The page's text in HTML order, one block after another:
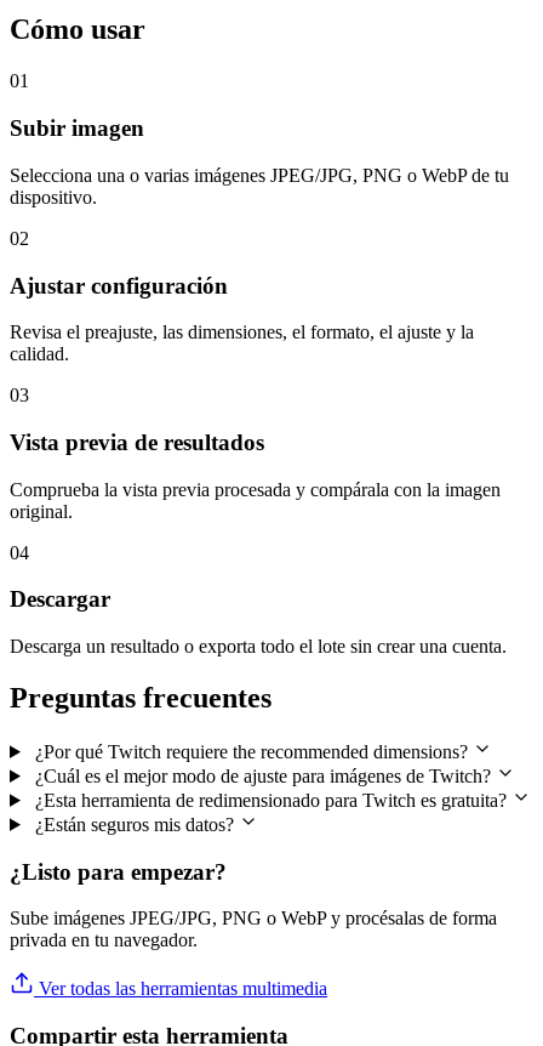
Cómo usar
01
Subir imagen
Selecciona una o varias imágenes JPEG/JPG, PNG o WebP de tu
dispositivo.
02
Ajustar configuración
Revisa el preajuste, las dimensiones, el formato, el ajuste y la
calidad.
03
Vista previa de resultados
Comprueba la vista previa procesada y compárala con la imagen
original.
04
Descargar
Descarga un resultado o exporta todo el lote sin crear una cuenta.
Preguntas frecuentes
¿Por qué Twitch requiere the recommended dimensions?
¿Cuál es el mejor modo de ajuste para imágenes de Twitch?
¿Esta herramienta de redimensionado para Twitch es gratuita?
¿Están seguros mis datos?
¿Listo para empezar?
Sube imágenes JPEG/JPG, PNG o WebP y procésalas de forma
privada en tu navegador.
Ver todas las herramientas multimedia
Compartir esta herramienta